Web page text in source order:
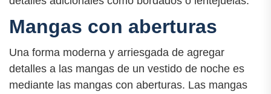
Mangas con aberturas
Una forma moderna y arriesgada de agregar
detalles a las mangas de un vestido de noche es
mediante las mangas con aberturas. Las mangas